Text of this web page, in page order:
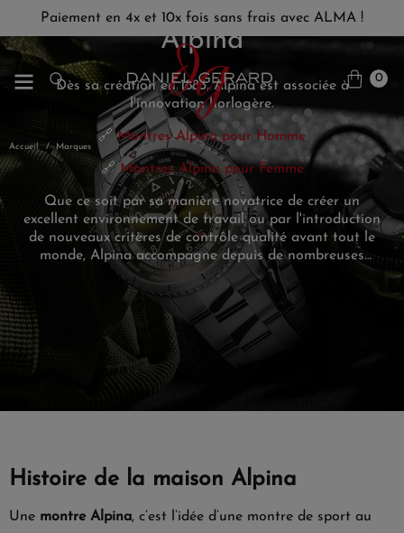
Paiement en 4x et 10x fois sans frais avec ALMA !
0
Accueil Marques
Alpina
Dès sa création en 1883, Alpina est associée à
l'innovation horlogère.
🔗Montres Alpina pour Homme
🔗 Montres Alpina pour Femme
Que ce soit par sa manière novatrice de créer un
excellent environnement de travail ou par l'introduction
de nouveaux critères de contrôle qualité avant tout le
monde, Alpina accompagne depuis de nombreuses
années les plus les aviateurs, plongeurs et alpinistes.
Histoire de la maison Alpina
Une montre Alpina, c’est l’idée d’une montre de sport au